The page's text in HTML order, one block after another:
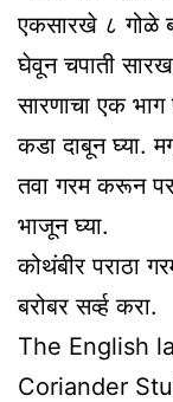
एकसारखे ८ गोळे
घेवून चपाती
सारणाचा एक
कडा दाबून घ्या.
तवा गरम करून
भाजून घ्या.
कोथंबीर पराठा
बरोबर सर्व्ह करा.
The English
Coriander